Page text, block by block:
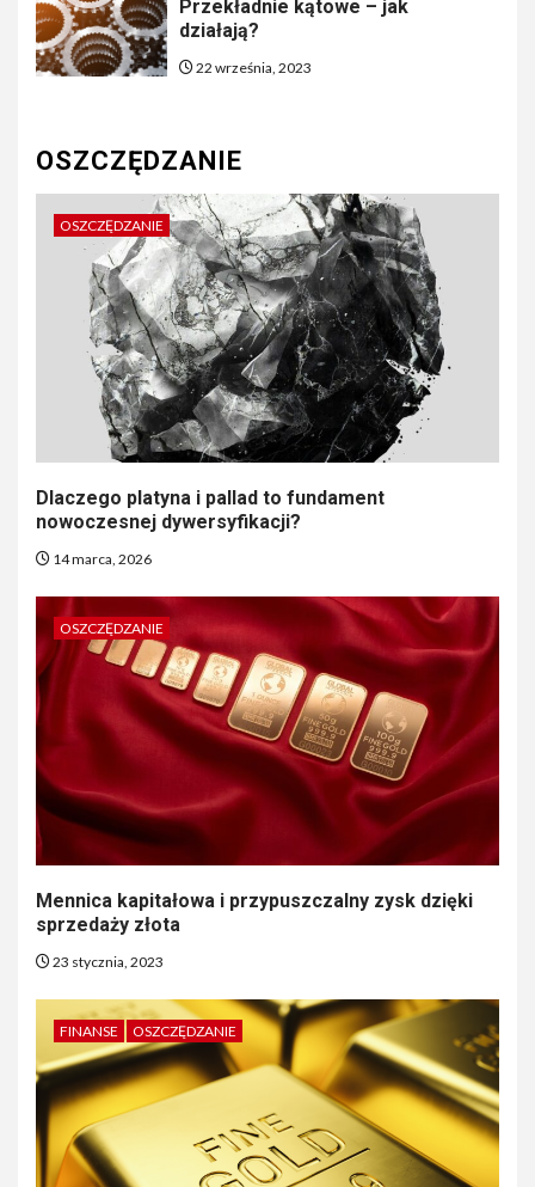
Przekładnie kątowe – jak
działają?
22 września, 2023
OSZCZĘDZANIE
OSZCZĘDZANIE
Dlaczego platyna i pallad to fundament
nowoczesnej dywersyfikacji?
14 marca, 2026
OSZCZĘDZANIE
Mennica kapitałowa i przypuszczalny zysk dzięki
sprzedaży złota
23 stycznia, 2023
FINANSE OSZCZĘDZANIE